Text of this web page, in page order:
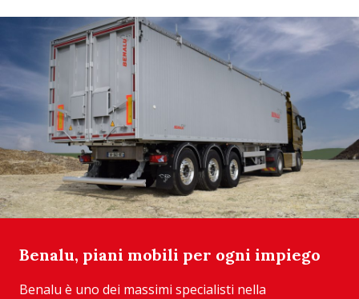
Benalu, piani mobili per ogni impiego
Benalu è uno dei massimi specialisti nella